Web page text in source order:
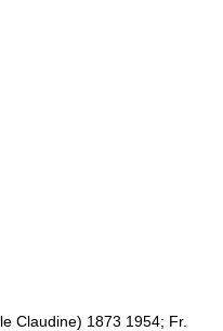
Claudine) 1873 1954; Fr.